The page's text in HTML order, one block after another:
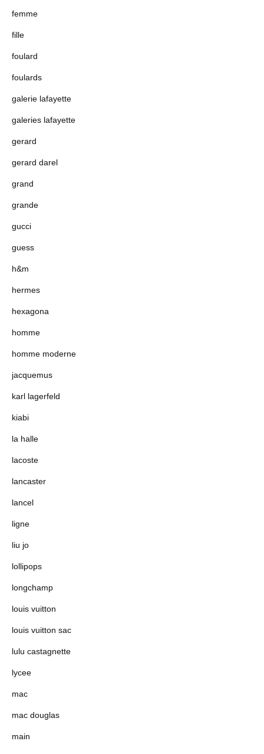
femme
fille
foulard
foulards
galerie lafayette
galeries lafayette
gerard
gerard darel
grand
grande
gucci
guess
h&m
hermes
hexagona
homme
homme moderne
jacquemus
karl lagerfeld
kiabi
la halle
lacoste
lancaster
lancel
ligne
liu jo
lollipops
longchamp
louis vuitton
louis vuitton sac
lulu castagnette
lycee
mac
mac douglas
main